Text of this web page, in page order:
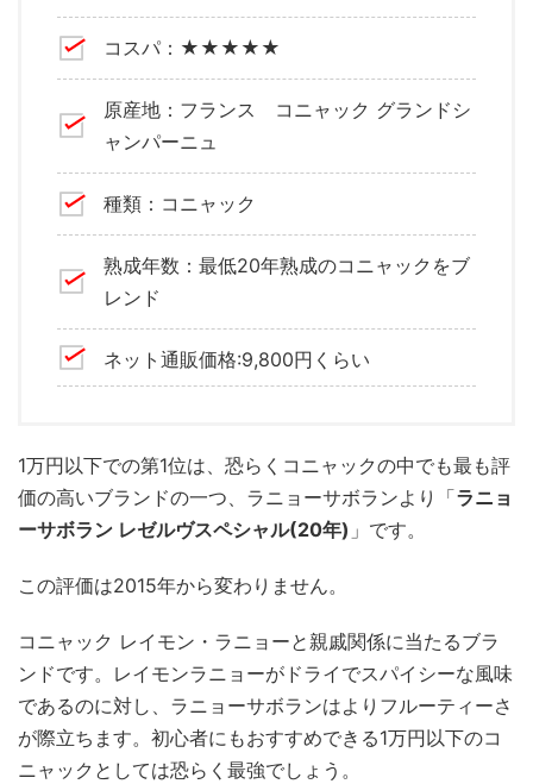
コスパ：★★★★★
原産地：フランス コニャック グランドシ
ャンパーニュ
種類：コニャック
熟成年数：最低20年熟成のコニャックをブ
レンド
ネット通販価格:9,800円くらい
1万円以下での第1位は、恐らくコニャックの中でも最も評
価の高いブランドの一つ、ラニョーサボランより「ラニョ
ーサボラン レゼルヴスペシャル(20年) 」です。
この評価は2015年から変わりません。
コニャック レイモン・ラニョーと親戚関係に当たるブラ
ンドです。レイモンラニョーがドライでスパイシーな風味
であるのに対し、ラニョーサボランはよりフルーティーさ
が際立ちます。初心者にもおすすめできる1万円以下のコ
ニャックとしては恐らく最強でしょう。